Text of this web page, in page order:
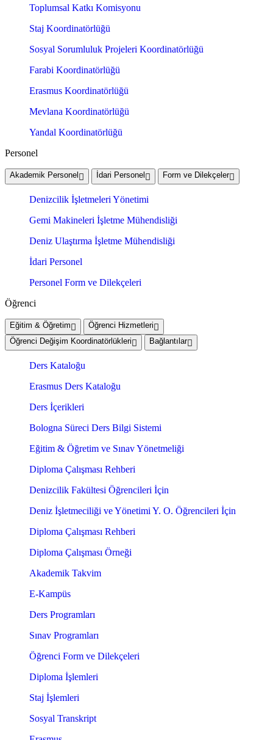
Toplumsal Katkı Komisyonu
Staj Koordinatörlüğü
Sosyal Sorumluluk Projeleri Koordinatörlüğü
Farabi Koordinatörlüğü
Erasmus Koordinatörlüğü
Mevlana Koordinatörlüğü
Yandal Koordinatörlüğü
Personel
Akademik Personel İdari Personel Form ve Dilekçeler
Denizcilik İşletmeleri Yönetimi
Gemi Makineleri İşletme Mühendisliği
Deniz Ulaştırma İşletme Mühendisliği
İdari Personel
Personel Form ve Dilekçeleri
Öğrenci
Eğitim & Öğretim
Öğrenci Hizmetleri
Öğrenci Değişim Koordinatörlükleri
Bağlantılar
Ders Kataloğu
Erasmus Ders Kataloğu
Ders İçerikleri
Bologna Süreci Ders Bilgi Sistemi
Eğitim & Öğretim ve Sınav Yönetmeliği
Diploma Çalışması Rehberi
Denizcilik Fakültesi Öğrencileri İçin
Deniz İşletmeciliği ve Yönetimi Y. O. Öğrencileri İçin
Diploma Çalışması Rehberi
Diploma Çalışması Örneği
Akademik Takvim
E-Kampüs
Ders Programları
Sınav Programları
Öğrenci Form ve Dilekçeleri
Diploma İşlemleri
Staj İşlemleri
Sosyal Transkript